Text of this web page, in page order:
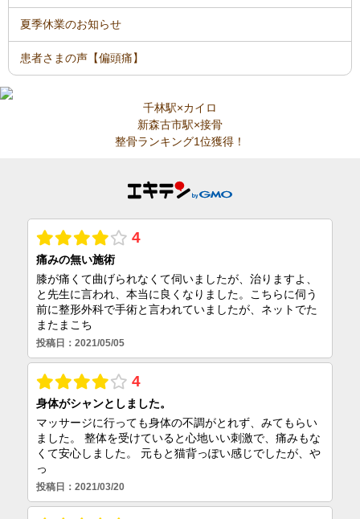
夏季休業のお知らせ
患者さまの声【偏頭痛】
千林駅×カイロ
新森古市駅×接骨
整骨ランキング1位獲得！